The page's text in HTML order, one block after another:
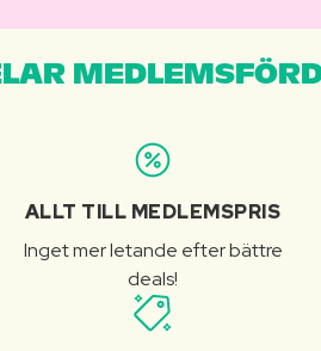
ALLT TILL MEDLEMSPRIS
Inget mer letande efter bättre
deals!